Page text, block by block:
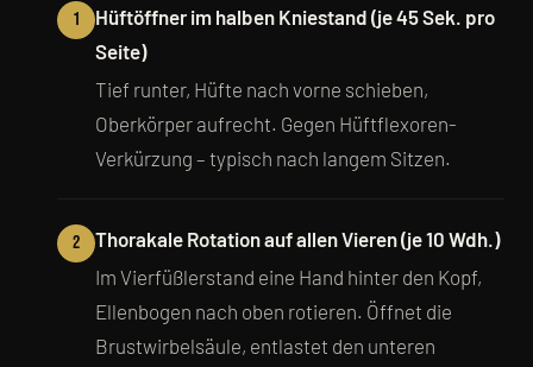
1
Hüftöffner im halben Kniestand (je 45 Sek. pro
Seite)
Tief runter, Hüfte nach vorne schieben,
Oberkörper aufrecht. Gegen Hüftflexoren-
Verkürzung – typisch nach langem Sitzen.
2
Thorakale Rotation auf allen Vieren (je 10 Wdh.)
Im Vierfüßlerstand eine Hand hinter den Kopf,
Ellenbogen nach oben rotieren. Öffnet die
Brustwirbelsäule, entlastet den unteren